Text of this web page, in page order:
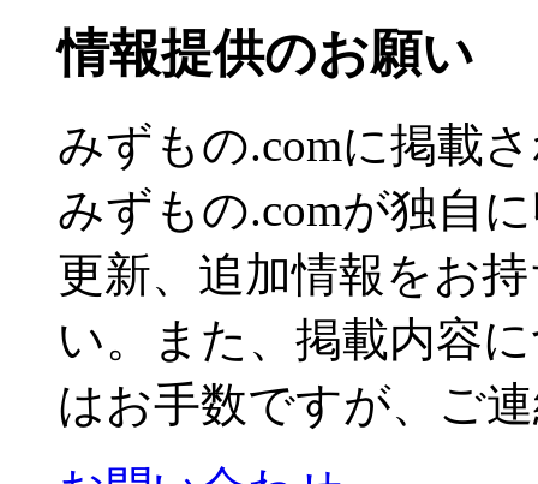
情報提供のお願い
みずもの.comに掲載
みずもの.comが独自
更新、追加情報をお
い。また、掲載内容
はお手数ですが、ご